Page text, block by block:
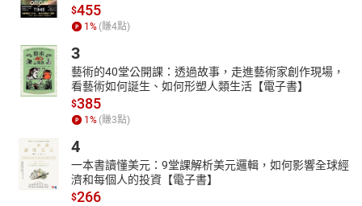
$455
1% (賺4點)
3
藝術的40堂公開課：透過故事，走進藝術家創作現場，
看藝術如何誕生、如何形塑人類生活【電子書】
$385
1% (賺3點)
4
一本書讀懂美元：9堂課解析美元邏輯，如何影響全球經
濟和每個人的投資【電子書】
$266